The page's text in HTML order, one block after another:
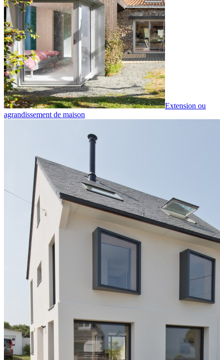
Extension ou
agrandissement de maison